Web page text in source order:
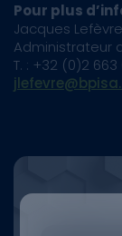
Pour plus
Jacques
Administrateur
T. : +32 (0)2 663